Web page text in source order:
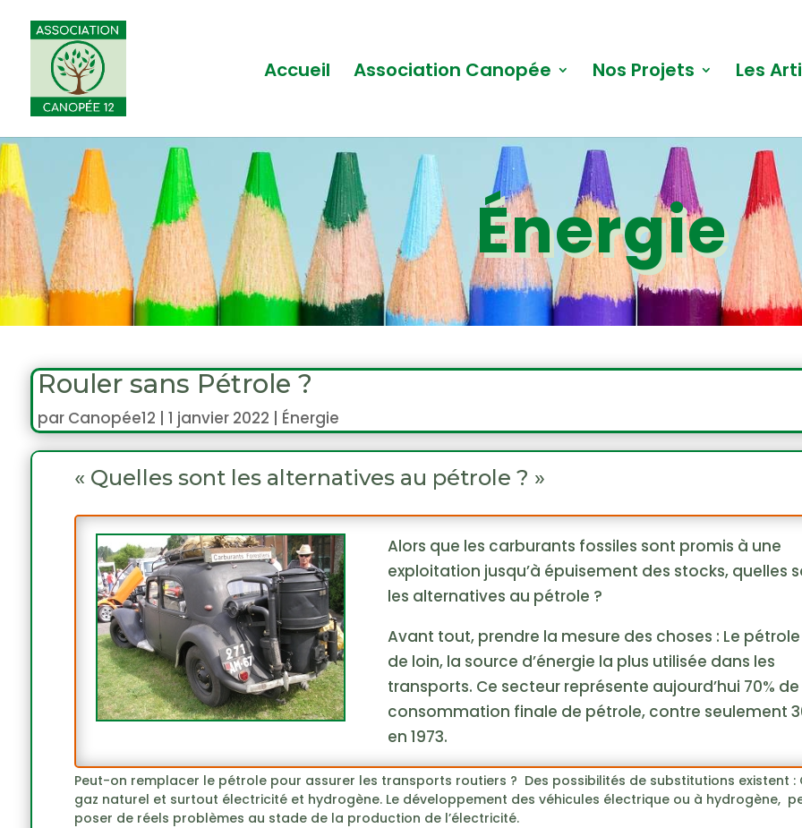
Accueil Association Canopée Nos Projets Les
Énergie
Rouler sans Pétrole ?
par Canopée12 | 1 janvier 2022 | Énergie
« Quelles sont les alternatives au pétrole ? »
Alors que les carburants fossiles sont promis à une
exploitation jusqu’à épuisement des stocks, quelles
les alternatives au pétrole ?
Avant tout, prendre la mesure des choses : Le
de loin, la source d’énergie la plus utilisée dans les
transports. Ce secteur représente aujourd’hui 70%
consommation finale de pétrole, contre seulement
en 1973.
Peut-on remplacer le pétrole pour assurer les transports routiers ? Des possibilités de substitutions existent :
gaz naturel et surtout électricité et hydrogène. Le développement des véhicules électrique ou à hydrogène,
poser de réels problèmes au stade de la production de l’électricité.